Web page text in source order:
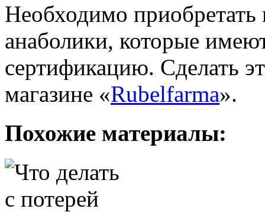
Необходимо приобретать
анаболики, которые
сертификацию. Сделать
магазине «Rubelfarma».
Похожие материалы: